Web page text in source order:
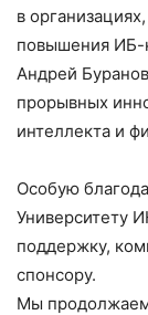
в
повышения ИБ-
Андрей
прорывных
интеллекта и
Особую
Университету
поддержку,
спонсору.
Мы продолжаем